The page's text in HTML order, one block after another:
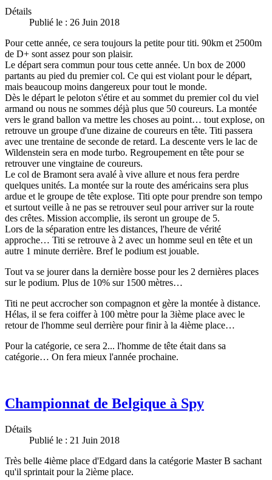
Détails
Publié le : 26 Juin 2018
Pour cette année, ce sera toujours la petite pour titi. 90km et 2500m
de D+ sont assez pour son plaisir.
Le départ sera commun pour tous cette année. Un box de 2000
partants au pied du premier col. Ce qui est violant pour le départ,
mais beaucoup moins dangereux pour tout le monde.
Dès le départ le peloton s'étire et au sommet du premier col du viel
armand ou nous ne sommes déjà plus que 50 coureurs. La montée
vers le grand ballon va mettre les choses au point… tout explose, on
retrouve un groupe d'une dizaine de coureurs en tête. Titi passera
avec une trentaine de seconde de retard. La descente vers le lac de
Wildenstein sera en mode turbo. Regroupement en tête pour se
retrouver une vingtaine de coureurs.
Le col de Bramont sera avalé à vive allure et nous fera perdre
quelques unités. La montée sur la route des américains sera plus
ardue et le groupe de tête explose. Titi opte pour prendre son tempo
et surtout veille à ne pas se retrouver seul pour arriver sur la route
des crêtes. Mission accomplie, ils seront un groupe de 5.
Lors de la séparation entre les distances, l'heure de vérité
approche… Titi se retrouve à 2 avec un homme seul en tête et un
autre 1 minute derrière. Bref le podium est jouable.
Tout va se jourer dans la dernière bosse pour les 2 dernières places
sur le podium. Plus de 10% sur 1500 mètres…
Titi ne peut accrocher son compagnon et gère la montée à distance.
Hélas, il se fera coiffer à 100 mètre pour la 3ième place avec le
retour de l'homme seul derrière pour finir à la 4ième place…
Pour la catégorie, ce sera 2... l'homme de tête était dans sa
catégorie… On fera mieux l'année prochaine.
Championnat de Belgique à Spy
Détails
Publié le : 21 Juin 2018
Très belle 4ième place d'Edgard dans la catégorie Master B sachant
qu'il sprintait pour la 2ième place.